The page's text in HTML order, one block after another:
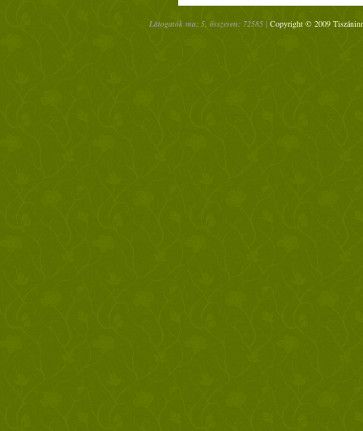
Látogatók ma: 5, összesen: 72585 | Copyright © 2009